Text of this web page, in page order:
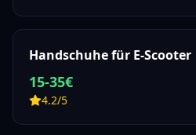
Handschuhe für E-Scooter
15-35€
4.2/5